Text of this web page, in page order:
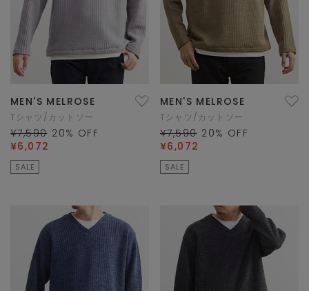
MEN'S MELROSE
Tシャツ/カットソー
¥7,590 20% OFF
¥6,072
SALE
MEN'S MELROSE
Tシャツ/カットソー
¥7,590 20% OFF
¥6,072
SALE